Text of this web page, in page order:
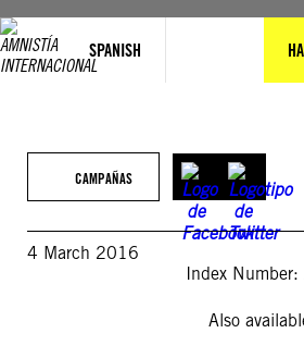
SPANISH
CAMPAÑAS
4 March 2016
Index
Also